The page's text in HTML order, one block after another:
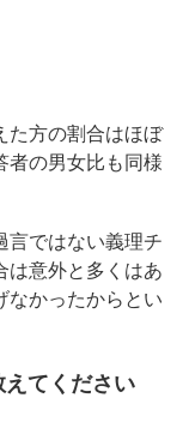
た方の割合はほぼ
者の男女比も同様
言ではない義理チ
は意外と多くはあ
なかったからとい
てください